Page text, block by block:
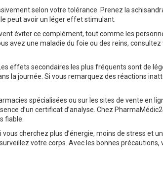
selon votre tolérance. Prenez la
peut avoir un léger effet stimulant.
éviter ce complément, tout comme les
avez une maladie du foie ou des reins, consultez
effets secondaires les plus fréquents sont de
la journée. Si vous remarquez des réactions
spécialisées ou sur les sites de vente en
d’un certificat d’analyse. Chez
fiable.
cherchez plus d’énergie, moins de stress et
votre corps. Avec les bonnes précautions,